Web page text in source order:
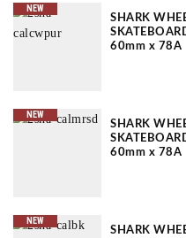
NEW
SHARK
60mm x 78A
NEW
SHARK
60mm x 78A
NEW
SHARK